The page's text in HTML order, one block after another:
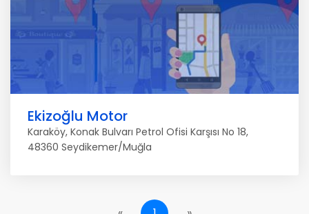
Ekizoğlu Motor
Karaköy, Konak Bulvarı Petrol Ofisi Karşısı No 18,
48360 Seydikemer/Muğla